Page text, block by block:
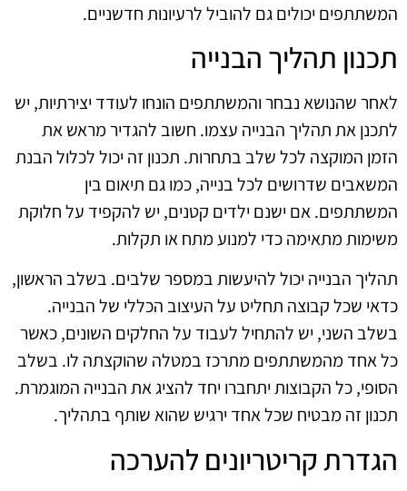
המשתתפים יכולים גם להוביל לרעיונות חדשניים.
תכנון תהליך הבנייה
לאחר שהנושא נבחר והמשתתפים הונחו לעודד יצירתיות, יש
לתכנן את תהליך הבנייה עצמו. חשוב להגדיר מראש את
הזמן המוקצה לכל שלב בתחרות. תכנון זה יכול לכלול הבנת
המשאבים שדרושים לכל בנייה, כמו גם תיאום בין
המשתתפים. אם ישנם ילדים קטנים, יש להקפיד על חלוקת
משימות מתאימה כדי למנוע מתח או תקלות.
תהליך הבנייה יכול להיעשות במספר שלבים. בשלב הראשון,
כדאי שכל קבוצה תחליט על העיצוב הכללי של הבנייה.
בשלב השני, יש להתחיל לעבוד על החלקים השונים, כאשר
כל אחד מהמשתתפים מתרכז במטלה שהוקצתה לו. בשלב
הסופי, כל הקבוצות יתחברו יחד להציג את הבנייה המוגמרת.
תכנון זה מבטיח שכל אחד ירגיש שהוא שותף בתהליך.
הגדרת קריטריונים להערכה